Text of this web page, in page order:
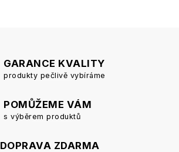
GARANCE KVALITY
produkty pečlivě vybíráme
POMŮŽEME VÁM
s výběrem produktů
DOPRAVA ZDARMA